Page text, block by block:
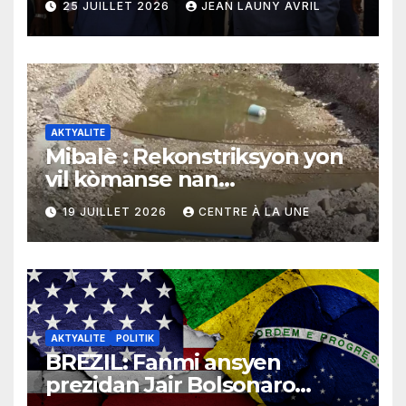
25 JUILLET 2026 JEAN LAUNY AVRIL
AKTYALITE
Mibalè : Rekonstriksyon yon
vil kòmanse nan
rekonstriksyon lespri moun
yo
19 JUILLET 2026 CENTRE À LA UNE
AKTYALITE POLITIK
BREZIL: Fanmi ansyen
prezidan Jair Bolsonaro